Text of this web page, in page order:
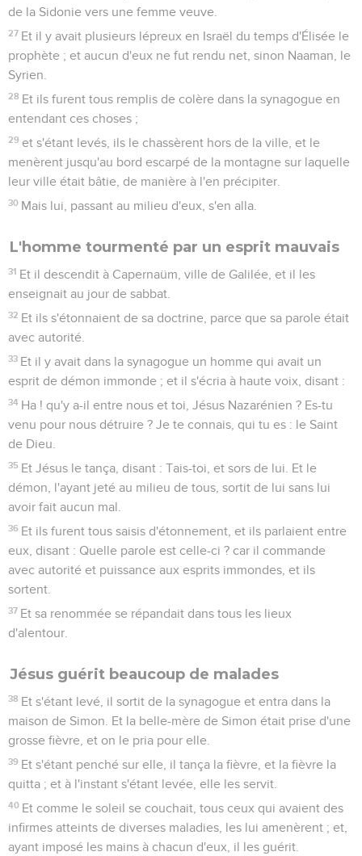
de la Sidonie vers une femme veuve.
27 Et il y avait plusieurs lépreux en Israël du temps d'Élisée le
prophète ; et aucun d'eux ne fut rendu net, sinon Naaman, le
Syrien.
28 Et ils furent tous remplis de colère dans la synagogue en
entendant ces choses ;
29 et s'étant levés, ils le chassèrent hors de la ville, et le
menèrent jusqu'au bord escarpé de la montagne sur laquelle
leur ville était bâtie, de manière à l'en précipiter.
30 Mais lui, passant au milieu d'eux, s'en alla.
L'homme tourmenté par un esprit mauvais
31 Et il descendit à Capernaüm, ville de Galilée, et il les
enseignait au jour de sabbat.
32 Et ils s'étonnaient de sa doctrine, parce que sa parole était
avec autorité.
33 Et il y avait dans la synagogue un homme qui avait un
esprit de démon immonde ; et il s'écria à haute voix, disant :
34 Ha ! qu'y a-il entre nous et toi, Jésus Nazarénien ? Es-tu
venu pour nous détruire ? Je te connais, qui tu es : le Saint
de Dieu.
35 Et Jésus le tança, disant : Tais-toi, et sors de lui. Et le
démon, l'ayant jeté au milieu de tous, sortit de lui sans lui
avoir fait aucun mal.
36 Et ils furent tous saisis d'étonnement, et ils parlaient entre
eux, disant : Quelle parole est celle-ci ? car il commande
avec autorité et puissance aux esprits immondes, et ils
sortent.
37 Et sa renommée se répandait dans tous les lieux
d'alentour.
Jésus guérit beaucoup de malades
38 Et s'étant levé, il sortit de la synagogue et entra dans la
maison de Simon. Et la belle-mère de Simon était prise d'une
grosse fièvre, et on le pria pour elle.
39 Et s'étant penché sur elle, il tança la fièvre, et la fièvre la
quitta ; et à l'instant s'étant levée, elle les servit.
40 Et comme le soleil se couchait, tous ceux qui avaient des
infirmes atteints de diverses maladies, les lui amenèrent ; et,
ayant imposé les mains à chacun d'eux, il les guérit.